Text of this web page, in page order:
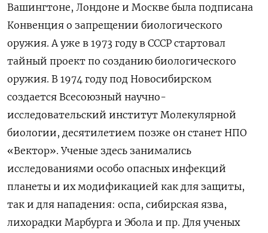
Вашингтоне, Лондоне и Москве была подписана
Конвенция о запрещении биологического
оружия. А уже в 1973 году в СССР стартовал
тайный проект по созданию биологического
оружия. В 1974 году под Новосибирском
создается Всесоюзный научно-
исследовательский институт Молекулярной
биологии, десятилетием позже он станет НПО
«Вектор». Ученые здесь занимались
исследованиями особо опасных инфекций
планеты и их модификацией как для защиты,
так и для нападения: оспа, сибирская язва,
лихорадки Марбурга и Эбола и пр. Для ученых